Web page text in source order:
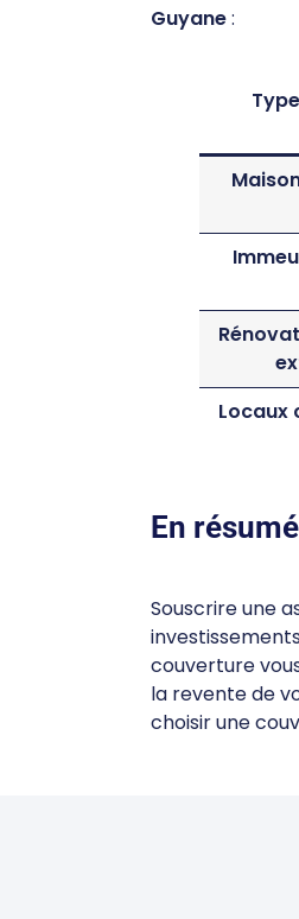
Guyane:
Locaux
En résumé
Souscrire une
couverture
la revente de
choisir une